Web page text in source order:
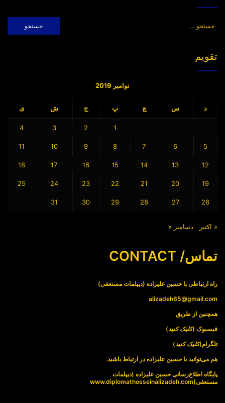
برای:
تقویم
نوامبر 2019
د س چ پ ج ش ی
1
2
3
4
5
6
7
8
9
10
11
12
13
14
15
16
17
18
19
20
21
22
23
24
25
26
27
28
29
30
31
« اکتبر دسامبر »
تماس/ CONTACT
راه ارتباطی با حسین علیزاده (دیپلمات مستعفی)
alizadeh65@gmail.com
همچنین از طریق
فیسبوک (کلیک کنید)
تلگرام(کلیک کنید)
هم می‌توانید با حسین علیزاده در ارتباط باشید.
پایگاه اطلاع‌رسانی حسین علیزاده (دیپلمات
مستعفی)www.diplomathosseinalizadeh.com